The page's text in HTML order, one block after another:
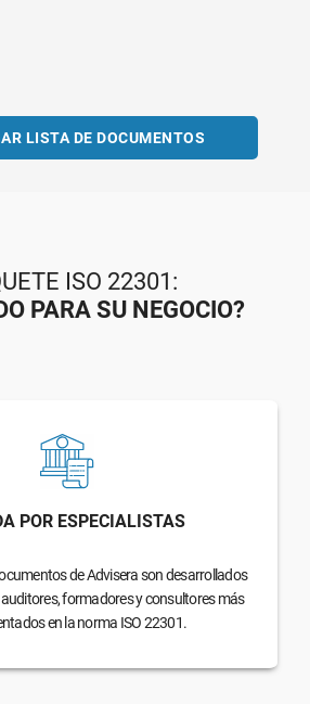
LISTA DE DOCUMENTOS
ISO 22301:
PARA SU NEGOCIO?
POR ESPECIALISTAS
de Advisera son desarrollados
formadores y consultores más
en la norma ISO 22301.